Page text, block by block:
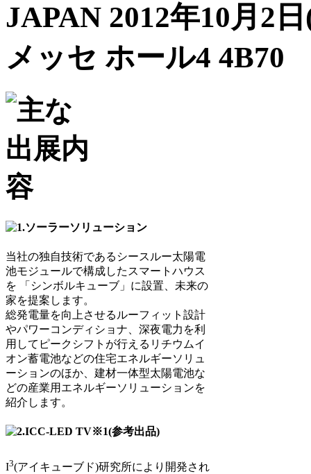
当社の独自技術であるシースルー太陽電
池モジュールで構成したスマートハウス
を 「シンボルキューブ」に設置、未来の
家を提案します。
総発電量を向上させるルーフィット設計
やパワーコンディショナ、深夜電力を利
用してピークシフトが行えるリチウムイ
オン蓄電池などの住宅エネルギーソリュ
ーションのほか、建材一体型太陽電池な
どの産業用エネルギーソリューションを
紹介します。
I3(アイキューブド)研究所により開発され